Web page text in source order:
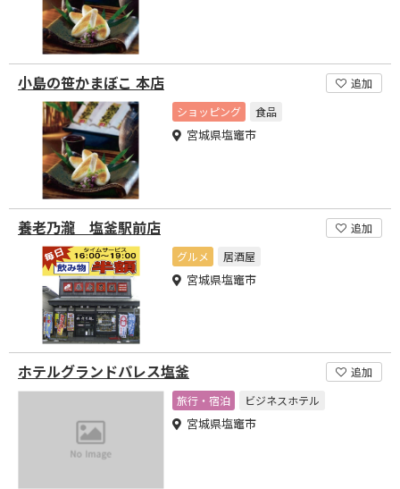
小島の笹かまぼこ 本店
追加
ショッピング
食品
宮城県塩竈市
養老乃瀧 塩釜駅前店
追加
グルメ
居酒屋
宮城県塩竈市
ホテルグランドパレス塩釜
追加
旅行・宿泊
ビジネスホテル
宮城県塩竈市